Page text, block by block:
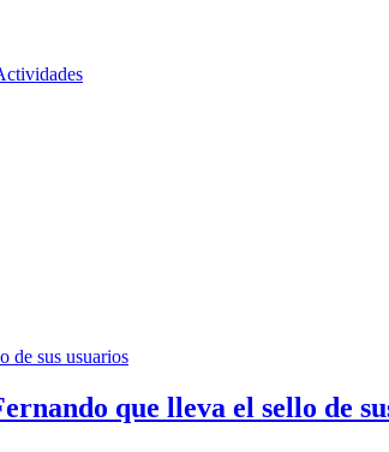
que lleva el sello de